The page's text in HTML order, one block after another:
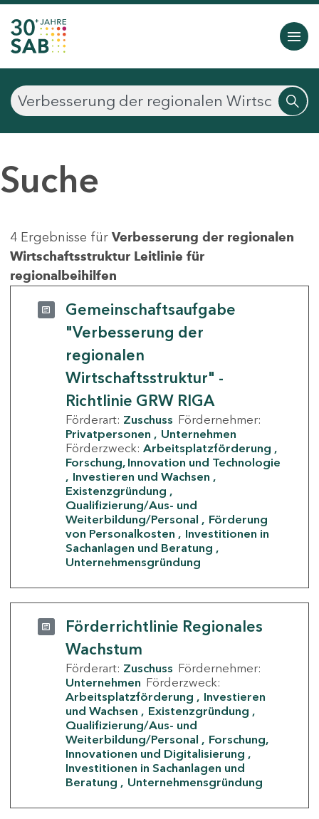
Suche
4 Ergebnisse für Verbesserung der regionalen
Wirtschaftsstruktur Leitlinie für
regionalbeihilfen
Gemeinschaftsaufgabe
"Verbesserung der
regionalen
Wirtschaftsstruktur" -
Richtlinie GRW RIGA
Förderart: Zuschuss Fördernehmer:
Privatpersonen
Unternehmen
Förderzweck: Arbeitsplatzförderung
Forschung, Innovation und Technologie
Investieren und Wachsen
Existenzgründung
Qualifizierung/Aus- und
Weiterbildung/Personal
Förderung
von Personalkosten
Investitionen in
Sachanlagen und Beratung
Unternehmensgründung
Förderrichtlinie Regionales
Wachstum
Förderart: Zuschuss Fördernehmer:
Unternehmen Förderzweck:
Arbeitsplatzförderung
Investieren
und Wachsen
Existenzgründung
Qualifizierung/Aus- und
Weiterbildung/Personal
Forschung,
Innovationen und Digitalisierung
Investitionen in Sachanlagen und
Beratung
Unternehmensgründung